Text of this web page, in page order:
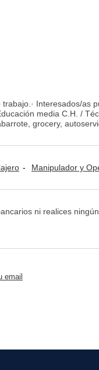
Interesados/as
media C.H. /
grocery,
Manipulador y
ni realices
email